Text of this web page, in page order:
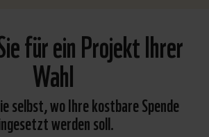
für ein Projekt Ihrer
Wahl
selbst, wo Ihre kostbare Spende
werden soll.